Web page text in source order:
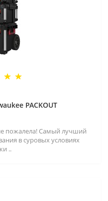
PACKOUT
пожалела! Самый лучший
в суровых условиях
..